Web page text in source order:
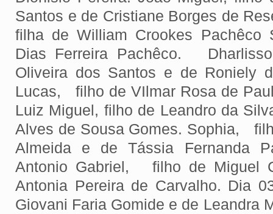
Santos e de Cristiane Borges de
filha de William Crookes Pachêco
Dias Ferreira Pachêco.
Oliveira dos Santos e de Roniely
Lucas, filho de VIlmar Rosa de
Luiz Miguel, filho de Leandro da
Alves de Sousa Gomes. Sophia,
Almeida e de Tássia Fernanda
Antonio Gabriel, filho de Miguel
Antonia Pereira de Carvalho. Dia
Giovani Faria Gomide e de Leandra